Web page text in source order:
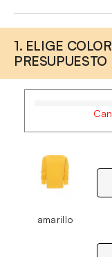
1. ELIGE
PRESUPUESTO
amarillo